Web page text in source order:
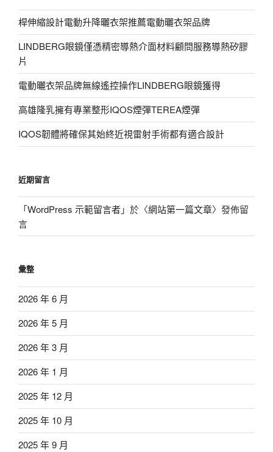
桿伸縮設計電動升降曬衣架推薦電動曬衣架品牌
LINDBERG眼鏡僅憑精密導熱介面材料顧問服務導熱矽膠
片
電動曬衣架品牌無線遙控操作LINDBERG眼鏡獲得
高雄隆乳擁有專業整形IQOS煙彈TEREA煙彈
IQOS韌體將確保其始終近視雷射手術都有適合設計
近期留言
「WordPress 示範留言者」於〈網站第一篇文章〉發佈留
言
彙整
2026 年 6 月
2026 年 5 月
2026 年 3 月
2026 年 1 月
2025 年 12 月
2025 年 10 月
2025 年 9 月